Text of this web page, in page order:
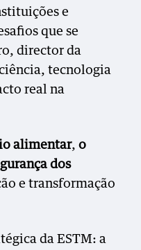
e
que se
director da
tecnologia
real na
alimentar,o
dos
e transformação
da ESTM: a